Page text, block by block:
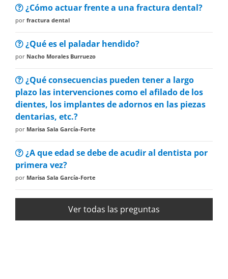
¿Cómo actuar frente a una fractura dental?
por fractura dental
¿Qué es el paladar hendido?
por Nacho Morales Burruezo
¿Qué consecuencias pueden tener a largo
plazo las intervenciones como el afilado de los
dientes, los implantes de adornos en las piezas
dentarias, etc.?
por Marisa Sala García-Forte
¿A que edad se debe de acudir al dentista por
primera vez?
por Marisa Sala García-Forte
Ver todas las preguntas